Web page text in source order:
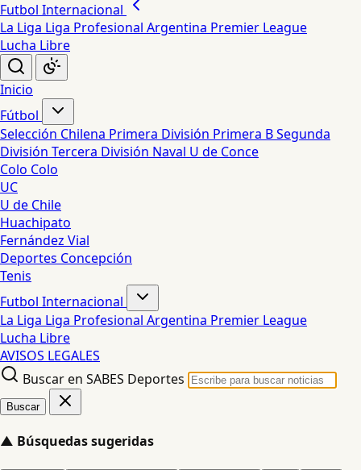
Futbol Internacional
La Liga Liga Profesional Argentina Premier League
Lucha Libre
Inicio
Fútbol
Selección Chilena Primera División Primera BSegunda
División Tercera División Naval U de Conce
Colo Colo
UC
U de Chile
Huachipato
Fernández Vial
Deportes Concepción
Tenis
Futbol Internacional
La Liga Liga Profesional Argentina Premier League
Lucha Libre
AVISOS LEGALES
Buscar en SABES Deportes
Buscar
▲ Búsquedas sugeridas